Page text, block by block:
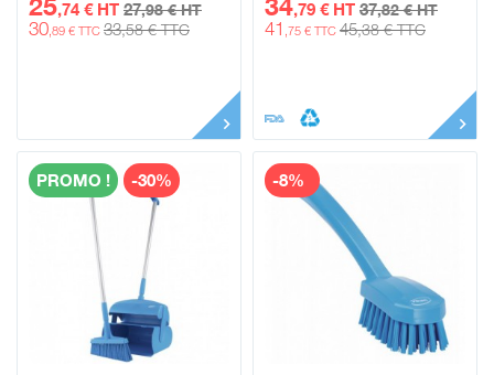
25,74 € HT 27,98 € HT
30,89 € TTC 33,58 € TTC
34,79 € HT 37,82 € HT
41 ,75 € TTC 45,38 € TTC
PROMO ! -30% -8%